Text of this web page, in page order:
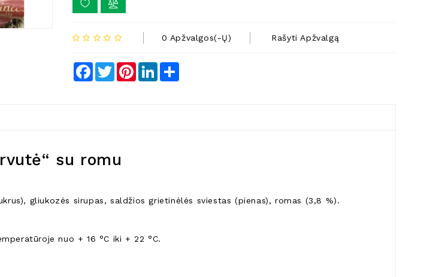
0 Apžvalgos(-Ų) Rašyti Apžvalgą
Facebook
TwitterPinterestLinkedInShare
su romu
gliukozės sirupas, saldžios grietinėlės sviestas (pienas), romas (3,8 %).
nuo + 16 °C iki + 22 °C.